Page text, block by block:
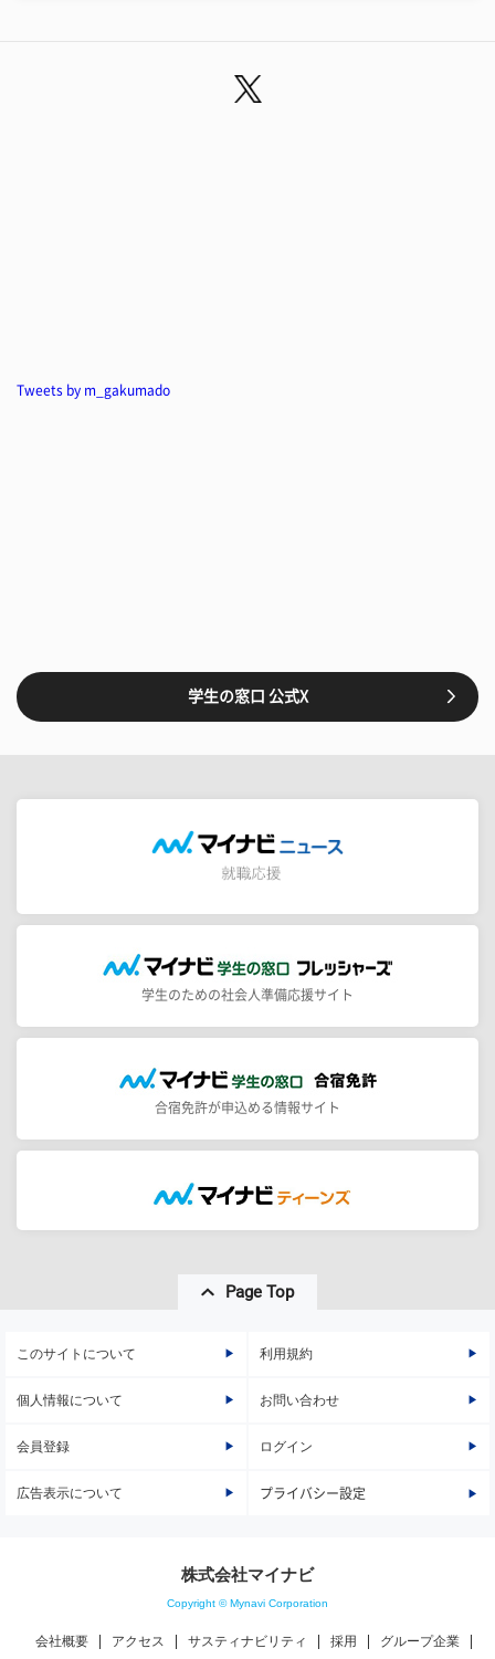
Tweets by m_gakumado
学生の窓口 公式X
学生のための社会人準備応援サイト
合宿免許が申込める情報サイト
Page Top
このサイトについて 利用規約
個人情報について お問い合わせ
会員登録 ログイン
広告表示について プライバシー設定
株式会社マイナビ
Copyright © Mynavi Corporation
会社概要 アクセス サスティナビリティ 採用 グループ企業